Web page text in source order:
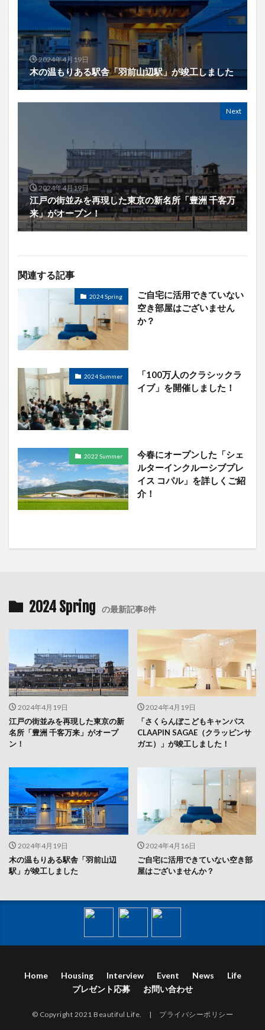
2024年4月19日
木の温もりある駅舎「羽前山辺駅」が竣工しました
Next
2024年4月19日
江戸の街並みを再現した東京の新名所「豊洲 千客万
来」がオープン！
関連する記事
2024 Spring
ご自宅に活用できていない
空き部屋はございません
か？
2024 Summer
「100万人のクラシックラ
イブ」を開催しました！
2022 Summer
今春にオープンした「シェ
ルターインクルーシブプレ
イス コパル」を詳しくご紹
介！
2024 Spring の最新記事8件
2024年4月19日
江戸の街並みを再現した東京の新
名所「豊洲 千客万来」がオープ
ン！
2024年4月19日
「さくらんぼこどもキャンパス
CLAAPIN SAGAE（クラッピンサ
ガエ）」が竣工しました！
2024年4月19日
木の温もりある駅舎「羽前山辺
駅」が竣工しました
2024年4月16日
ご自宅に活用できていない空き部
屋はございませんか？
Home Housing Interview Event News
Life
プレゼント応募
お問い合わせ
© Copyright 2021 Beautiful Life. | プライバシーポリシー